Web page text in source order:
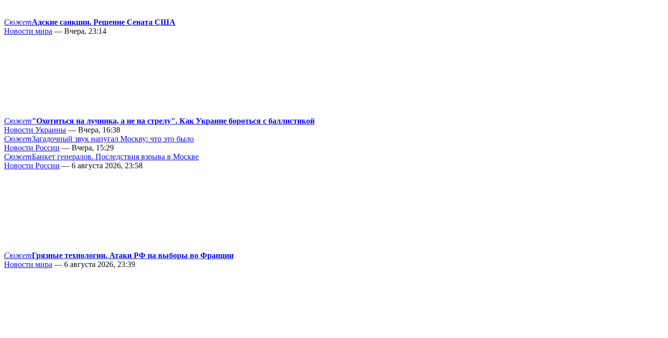
СюжетАдские санкции. Решение Сената США
Новости мира — Вчера, 23:14
Сюжет"Охотиться на лучника, а не на стрелу". Как Украине бороться с баллистикой
Новости Украины — Вчера, 16:38
СюжетЗагадочный звук напугал Москву: что это было
Новости России — Вчера, 15:29
СюжетБанкет генералов. Последствия взрыва в Москве
Новости России — 6 августа 2026, 23:58
СюжетГрязные технологии. Атаки РФ на выборы во Франции
Новости мира — 6 августа 2026, 23:39